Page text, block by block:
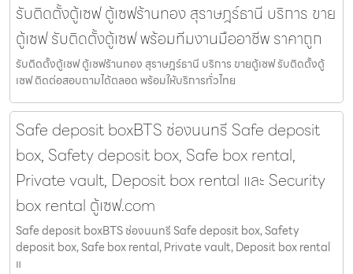
รับติดตั้งตู้เซฟ ตู้เซฟร้านทอง สุราษฎร์ธานี บริการ ขาย
ตู้เซฟ รับติดตั้งตู้เซฟ พร้อมทีมงานมืออาชีพ ราคาถูก
รับติดตั้งตู้เซฟ ตู้เซฟร้านทอง สุราษฎร์ธานี บริการ ขายตู้เซฟ รับติดตั้งตู้
เซฟ ติดต่อสอบถามได้ตลอด พร้อมให้บริการทั่วไทย
Safe deposit boxBTS ช่องนนทรี Safe deposit
box, Safety deposit box, Safe box rental,
Private vault, Deposit box rental และ Security
box rental ตู้เซฟ.com
Safe deposit boxBTS ช่องนนทรี Safe deposit box, Safety
deposit box, Safe box rental, Private vault, Deposit box rental
แ